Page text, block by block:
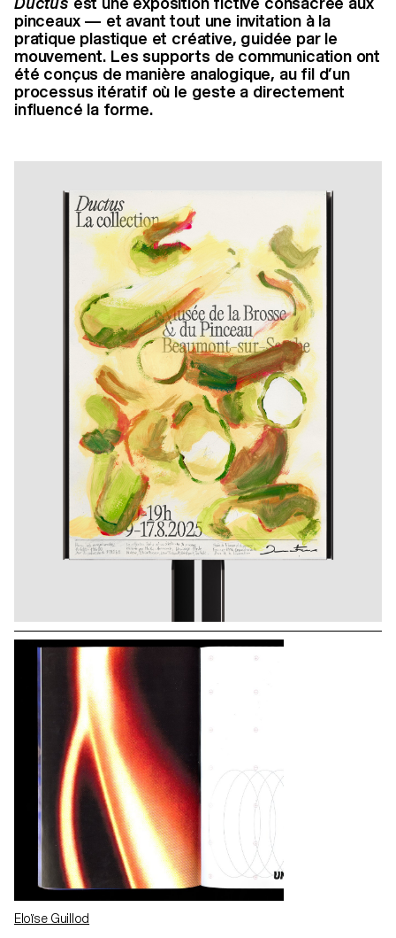
pinceaux — et avant tout une invitation à la
pratique plastique et créative, guidée par le
mouvement. Les supports de communication ont
été conçus de manière analogique, au fil d’un
processus itératif où le geste a directement
influencé la forme.